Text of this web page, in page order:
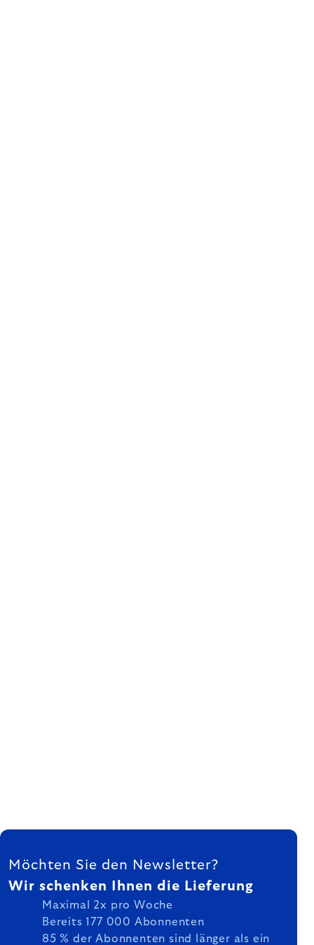
FUSSZEILE
Möchten Sie den Newsletter?
Wir schenken Ihnen die Lieferung
Maximal 2x pro Woche
Bereits 177 000 Abonnenten
85 % der Abonnenten sind länger als ein